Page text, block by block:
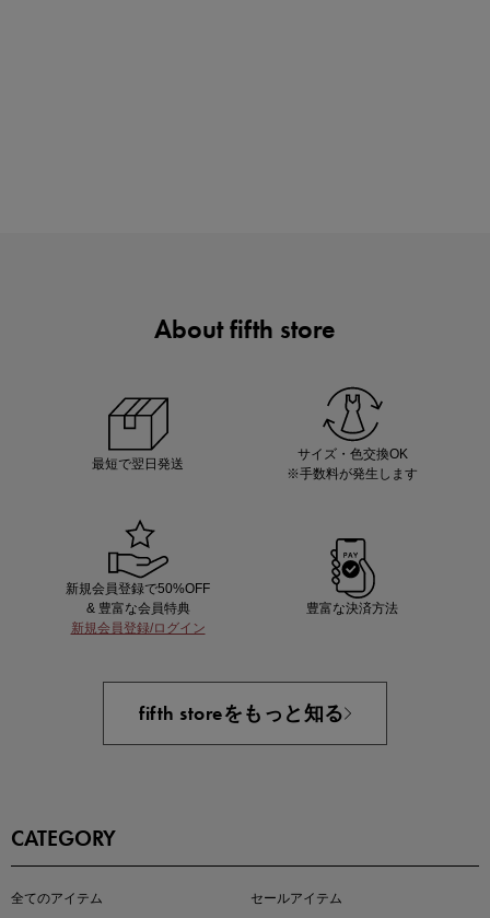
即戦力アイテム続々対象
About fifth store
最短で翌日発送
サイズ・色交換OK
※手数料が発生します
新規会員登録で50%OFF
& 豊富な会員特典
新規会員登録/ログイン
豊富な決済方法
fifth storeをもっと知る
CATEGORY
全てのアイテム
セールアイテム